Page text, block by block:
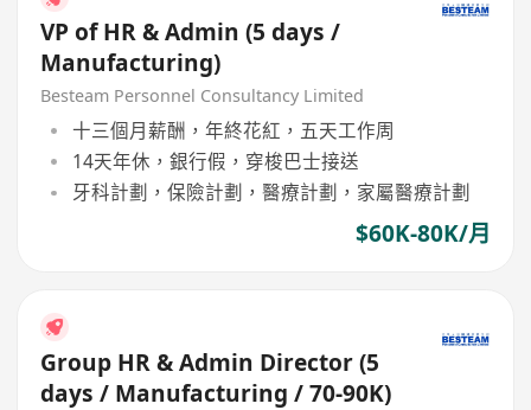
VP of HR & Admin (5 days /
Manufacturing)
Besteam Personnel Consultancy Limited
十三個月薪酬，年終花紅，五天工作周
14天年休，銀行假，穿梭巴士接送
牙科計劃，保險計劃，醫療計劃，家屬醫療計劃
$60K-80K/月
Group HR & Admin Director (5
days / Manufacturing / 70-90K)